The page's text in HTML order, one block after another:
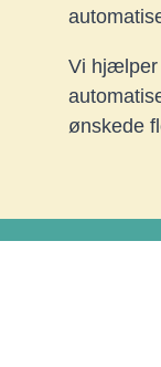
Vi hjælper
ønskede